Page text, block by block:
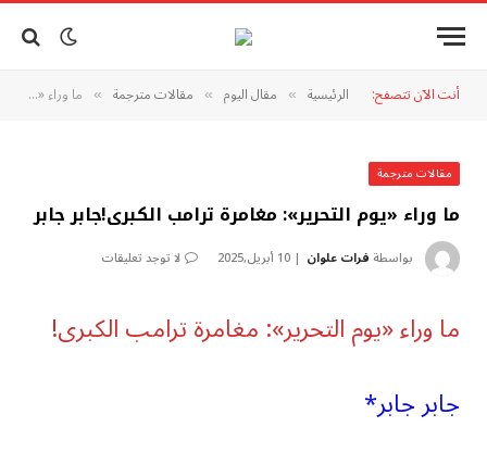
أنت الآن تتصفح: الرئيسية » مقال اليوم » مقالات مترجمة » ما وراء «يوم التحرير»: مغامرة ترامب الكبرى!جابر جابر
مقالات مترجمة
ما وراء «يوم التحرير»: مغامرة ترامب الكبرى!جابر جابر
بواسطة فرات علوان 10 أبريل,2025 لا توجد تعليقات
ما وراء «يوم التحرير»: مغامرة ترامب الكبرى!
جابر جابر*